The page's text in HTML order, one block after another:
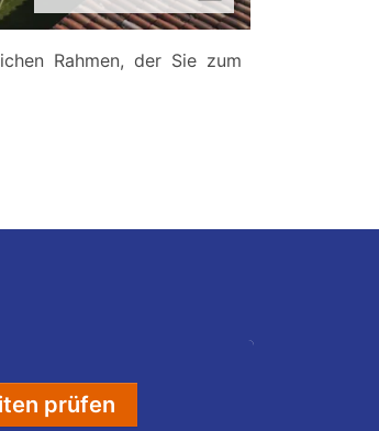
Rahmen, der Sie zum
prüfen